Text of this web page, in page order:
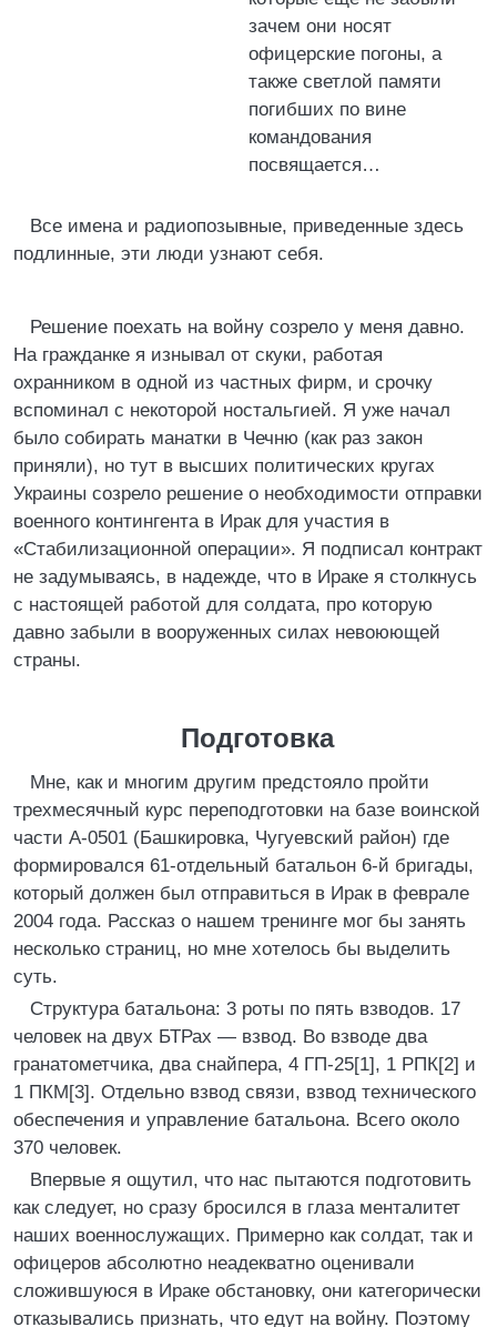
зачем они носят
офицерские погоны, а
также светлой памяти
погибших по вине
командования
посвящается…
Все имена и радиопозывные, приведенные здесь
подлинные, эти люди узнают себя.
Решение поехать на войну созрело у меня давно.
На гражданке я изнывал от скуки, работая
охранником в одной из частных фирм, и срочку
вспоминал с некоторой ностальгией. Я уже начал
было собирать манатки в Чечню (как раз закон
приняли), но тут в высших политических кругах
Украины созрело решение о необходимости отправки
военного контингента в Ирак для участия в
«Стабилизационной операции». Я подписал контракт
не задумываясь, в надежде, что в Ираке я столкнусь
с настоящей работой для солдата, про которую
давно забыли в вооруженных силах невоюющей
страны.
Подготовка
Мне, как и многим другим предстояло пройти
трехмесячный курс переподготовки на базе воинской
части А-0501 (Башкировка, Чугуевский район) где
формировался 61-отдельный батальон 6-й бригады,
который должен был отправиться в Ирак в феврале
2004 года. Рассказ о нашем тренинге мог бы занять
несколько страниц, но мне хотелось бы выделить
суть.
Структура батальона: 3 роты по пять взводов. 17
человек на двух БТРах — взвод. Во взводе два
гранатометчика, два снайпера, 4 ГП-25[1], 1 РПК[2] и
1 ПКМ[3]. Отдельно взвод связи, взвод технического
обеспечения и управление батальона. Всего около
370 человек.
Впервые я ощутил, что нас пытаются подготовить
как следует, но сразу бросился в глаза менталитет
наших военнослужащих. Примерно как солдат, так и
офицеров абсолютно неадекватно оценивали
сложившуюся в Ираке обстановку, они категорически
отказывались признать, что едут на войну. Поэтому